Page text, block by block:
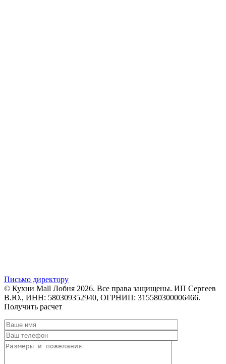
Письмо директору
© Кухни Mall Лобня 2026. Все права защищены. ИП Сергеев
В.Ю., ИНН: 580309352940, ОГРНИП: 315580300006466.
Получить расчет